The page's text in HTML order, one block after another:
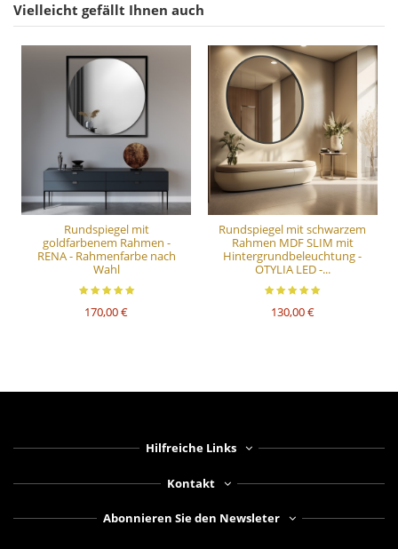
Vielleicht gefällt Ihnen auch
Rundspiegel mit
goldfarbenem Rahmen -
RENA - Rahmenfarbe nach
Wahl
170,00 €
Rundspiegel mit schwarzem
Rahmen MDF SLIM mit
Hintergrundbeleuchtung -
OTYLIA LED -...
130,00 €
Hilfreiche Links
Kontakt
Abonnieren Sie den Newsleter